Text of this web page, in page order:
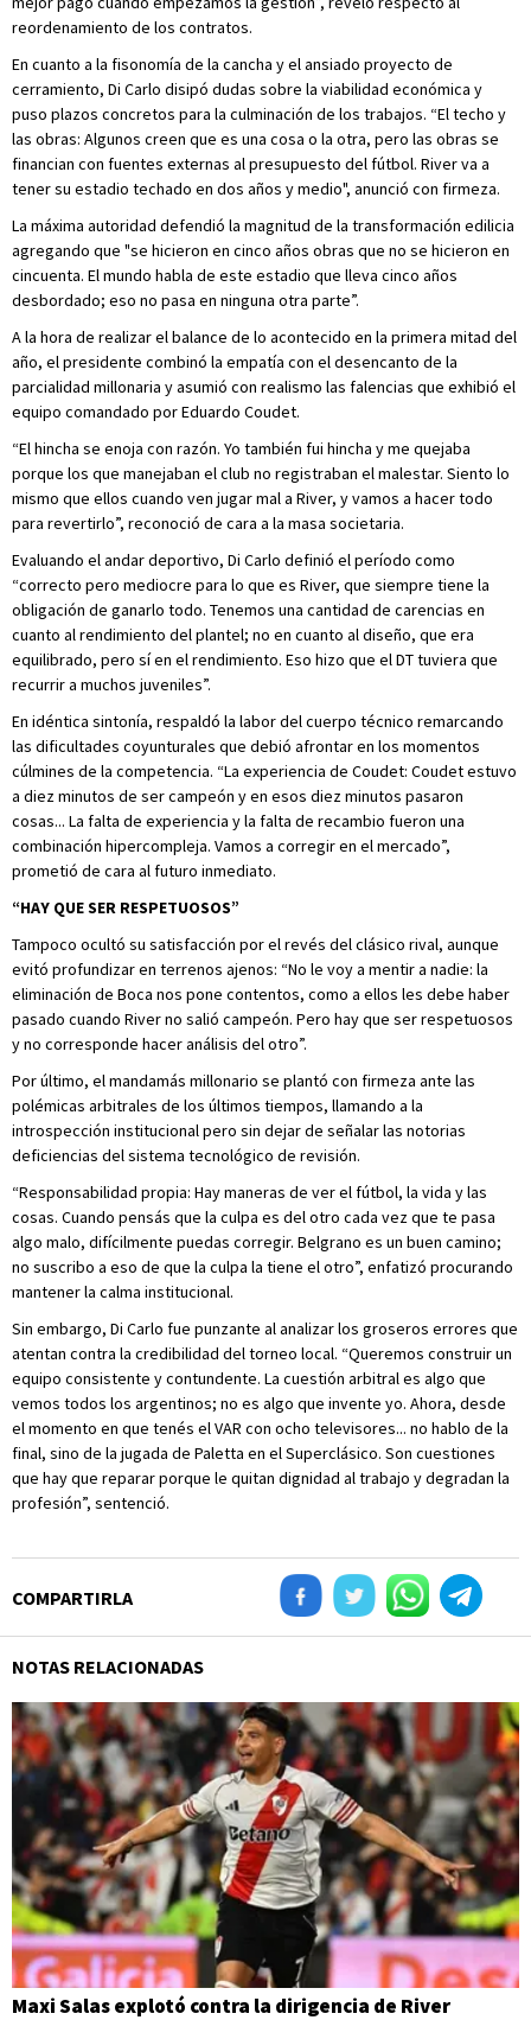
reordenamiento de los contratos.
En cuanto a la fisonomía de la cancha y el ansiado proyecto de
cerramiento, Di Carlo disipó dudas sobre la viabilidad económica y
puso plazos concretos para la culminación de los trabajos. “El techo y
las obras: Algunos creen que es una cosa o la otra, pero las obras se
financian con fuentes externas al presupuesto del fútbol. River va a
tener su estadio techado en dos años y medio", anunció con firmeza.
La máxima autoridad defendió la magnitud de la transformación edilicia
agregando que "se hicieron en cinco años obras que no se hicieron en
cincuenta. El mundo habla de este estadio que lleva cinco años
desbordado; eso no pasa en ninguna otra parte”.
A la hora de realizar el balance de lo acontecido en la primera mitad del
año, el presidente combinó la empatía con el desencanto de la
parcialidad millonaria y asumió con realismo las falencias que exhibió el
equipo comandado por Eduardo Coudet.
“El hincha se enoja con razón. Yo también fui hincha y me quejaba
porque los que manejaban el club no registraban el malestar. Siento lo
mismo que ellos cuando ven jugar mal a River, y vamos a hacer todo
para revertirlo”, reconoció de cara a la masa societaria.
Evaluando el andar deportivo, Di Carlo definió el período como
“correcto pero mediocre para lo que es River, que siempre tiene la
obligación de ganarlo todo. Tenemos una cantidad de carencias en
cuanto al rendimiento del plantel; no en cuanto al diseño, que era
equilibrado, pero sí en el rendimiento. Eso hizo que el DT tuviera que
recurrir a muchos juveniles”.
En idéntica sintonía, respaldó la labor del cuerpo técnico remarcando
las dificultades coyunturales que debió afrontar en los momentos
cúlmines de la competencia. “La experiencia de Coudet: Coudet estuvo
a diez minutos de ser campeón y en esos diez minutos pasaron
cosas... La falta de experiencia y la falta de recambio fueron una
combinación hipercompleja. Vamos a corregir en el mercado”,
prometió de cara al futuro inmediato.
“HAY QUE SER RESPETUOSOS”
Tampoco ocultó su satisfacción por el revés del clásico rival, aunque
evitó profundizar en terrenos ajenos: “No le voy a mentir a nadie: la
eliminación de Boca nos pone contentos, como a ellos les debe haber
pasado cuando River no salió campeón. Pero hay que ser respetuosos
y no corresponde hacer análisis del otro”.
Por último, el mandamás millonario se plantó con firmeza ante las
polémicas arbitrales de los últimos tiempos, llamando a la
introspección institucional pero sin dejar de señalar las notorias
deficiencias del sistema tecnológico de revisión.
“Responsabilidad propia: Hay maneras de ver el fútbol, la vida y las
cosas. Cuando pensás que la culpa es del otro cada vez que te pasa
algo malo, difícilmente puedas corregir. Belgrano es un buen camino;
no suscribo a eso de que la culpa la tiene el otro”, enfatizó procurando
mantener la calma institucional.
Sin embargo, Di Carlo fue punzante al analizar los groseros errores que
atentan contra la credibilidad del torneo local. “Queremos construir un
equipo consistente y contundente. La cuestión arbitral es algo que
vemos todos los argentinos; no es algo que invente yo. Ahora, desde
el momento en que tenés el VAR con ocho televisores... no hablo de la
final, sino de la jugada de Paletta en el Superclásico. Son cuestiones
que hay que reparar porque le quitan dignidad al trabajo y degradan la
profesión”, sentenció.
COMPARTIRLA
NOTAS RELACIONADAS
Maxi Salas explotó contra la dirigencia de River